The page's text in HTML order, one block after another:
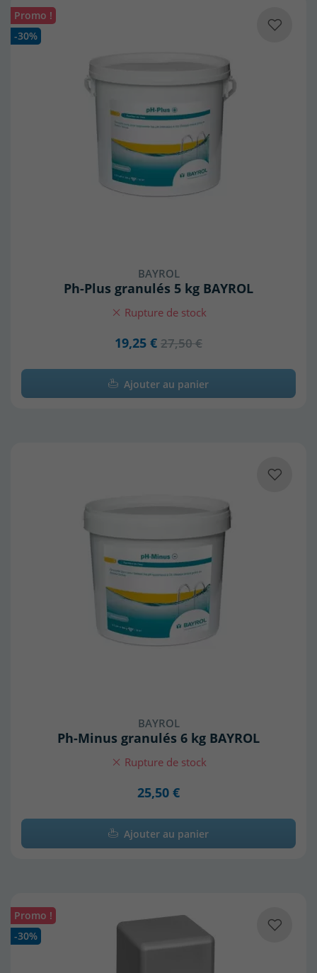
BAYROL
Ph-Plus granulés 5 kg BAYROL
Rupture de stock
19,25 € 27,50 €
Promo !
-30%
Ajouter au panier
BAYROL
Ph-Minus granulés 6 kg BAYROL
Rupture de stock
25,50 €
Ajouter au panier
Promo !
-30%